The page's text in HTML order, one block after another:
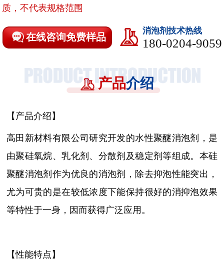
质，不代表规格范围
在线咨询免费样品
消泡剂技术热线
180-0204-9059
产品介绍
【产品介绍】
高田新材料有限公司研究开发的水性聚醚消泡剂，是
由聚硅氧烷、乳化剂、分散剂及稳定剂等组成。本硅
聚醚消泡剂作为优良的消泡剂，除去抑泡性能突出，
尤为可贵的是在较低浓度下能保持很好的消抑泡效果
等特性于一身，因而获得广泛应用。
【性能特点】